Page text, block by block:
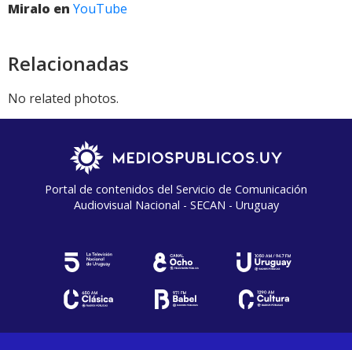
Miralo en YouTube
Relacionadas
No related photos.
Portal de contenidos del Servicio de Comunicación
Audiovisual Nacional - SECAN - Uruguay